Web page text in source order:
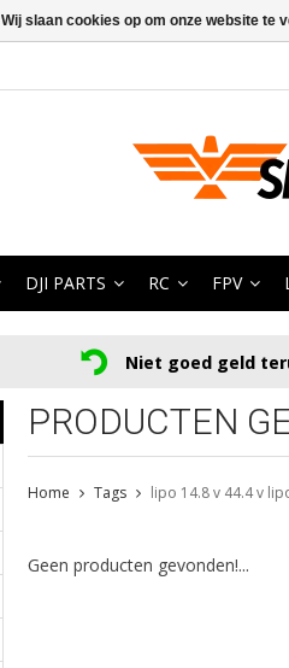
DJI PARTS RC FPV
Niet goed geld
PRODUCTEN
Home Tags lipo 14.8 v 44.4 v
Geen producten gevonden!...
Wij slaan cookies op om onze website te